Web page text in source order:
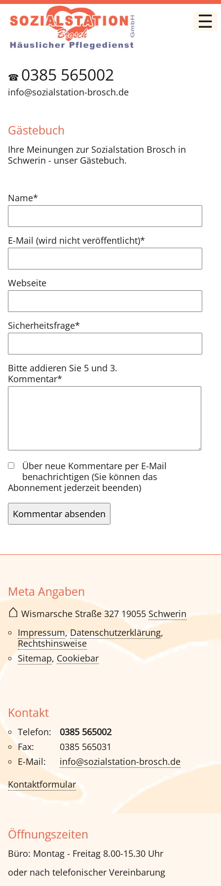
☎ 0385 565002
info@sozialstation-brosch.de
☰
Gästebuch
Ihre Meinungen zur Sozialstation Brosch in
Schwerin - unser Gästebuch.
Pflichtfeld
Name*
Pflichtfeld
E-Mail (wird nicht veröffentlicht)*
Webseite
Pflichtfeld
Sicherheitsfrage*
Bitte addieren Sie 5 und 3.
Pflichtfeld
Kommentar*
Über neue Kommentare per E-Mail
benachrichtigen (Sie können das
Abonnement jederzeit beenden)
Kommentar absenden
Meta Angaben
⌂ Wismarsche Straße 327 19055 Schwerin
Impressum,Datenschutzerklärung,
Rechtshinsweise
Sitemap, Cookiebar
Kontakt
Telefon:
0385 565002
Fax:
0385 565031
E-Mail:
info@sozialstation-brosch.de
Kontaktformular
Öffnungszeiten
Büro: Montag - Freitag 8.00-15.30 Uhr
oder nach telefonischer Vereinbarung